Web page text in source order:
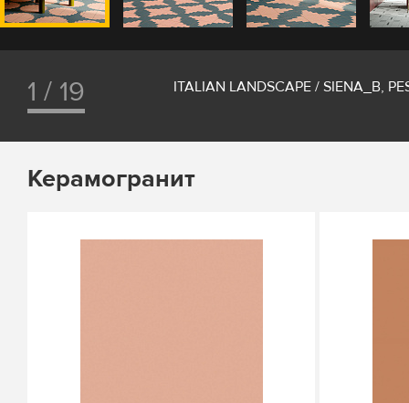
1 / 19 ITALIAN LANDSCAPE / SIENA_B,
Керамогранит